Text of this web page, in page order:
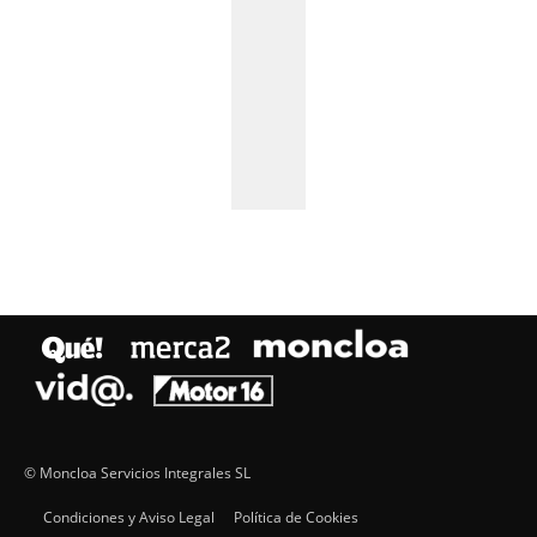
© Moncloa Servicios Integrales SL
Condiciones y Aviso Legal
Política de Cookies